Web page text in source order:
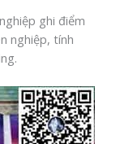
ghi điểm
nghiệp, tính